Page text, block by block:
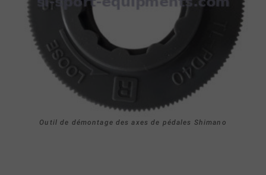
Outil de démontage des axes de pédales Shimano